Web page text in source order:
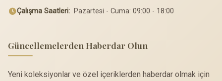
Çalışma Saatleri: Pazartesi - Cuma: 09:00 - 18:00
Güncellemelerden Haberdar Olun
Yeni koleksiyonlar ve özel içeriklerden haberdar olmak için